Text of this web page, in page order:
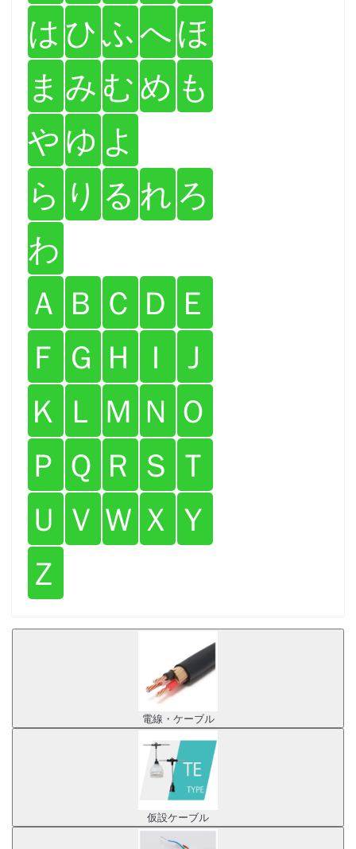
は ひふへほ
ま み むめ も
や ゆ よ
ら り る れ ろ
わ
Ａ Ｂ Ｃ Ｄ Ｅ
Ｆ Ｇ Ｈ Ｉ
Ｊ
Ｋ Ｌ Ｍ Ｎ Ｏ
Ｐ Ｑ Ｒ Ｓ Ｔ
Ｕ Ｖ Ｗ Ｘ Ｙ
Ｚ
電線・ケーブル
仮設ケーブル